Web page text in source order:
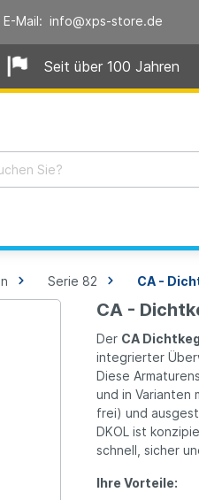
E-Mail: info@xps-store.de
Seit über 100 Jahren
Serie 82 CA -
CA -
Der CA
integrierter
Diese
und in Varianten
frei) und
DKOL ist
schnell, sicher
Ihre Vorteile: